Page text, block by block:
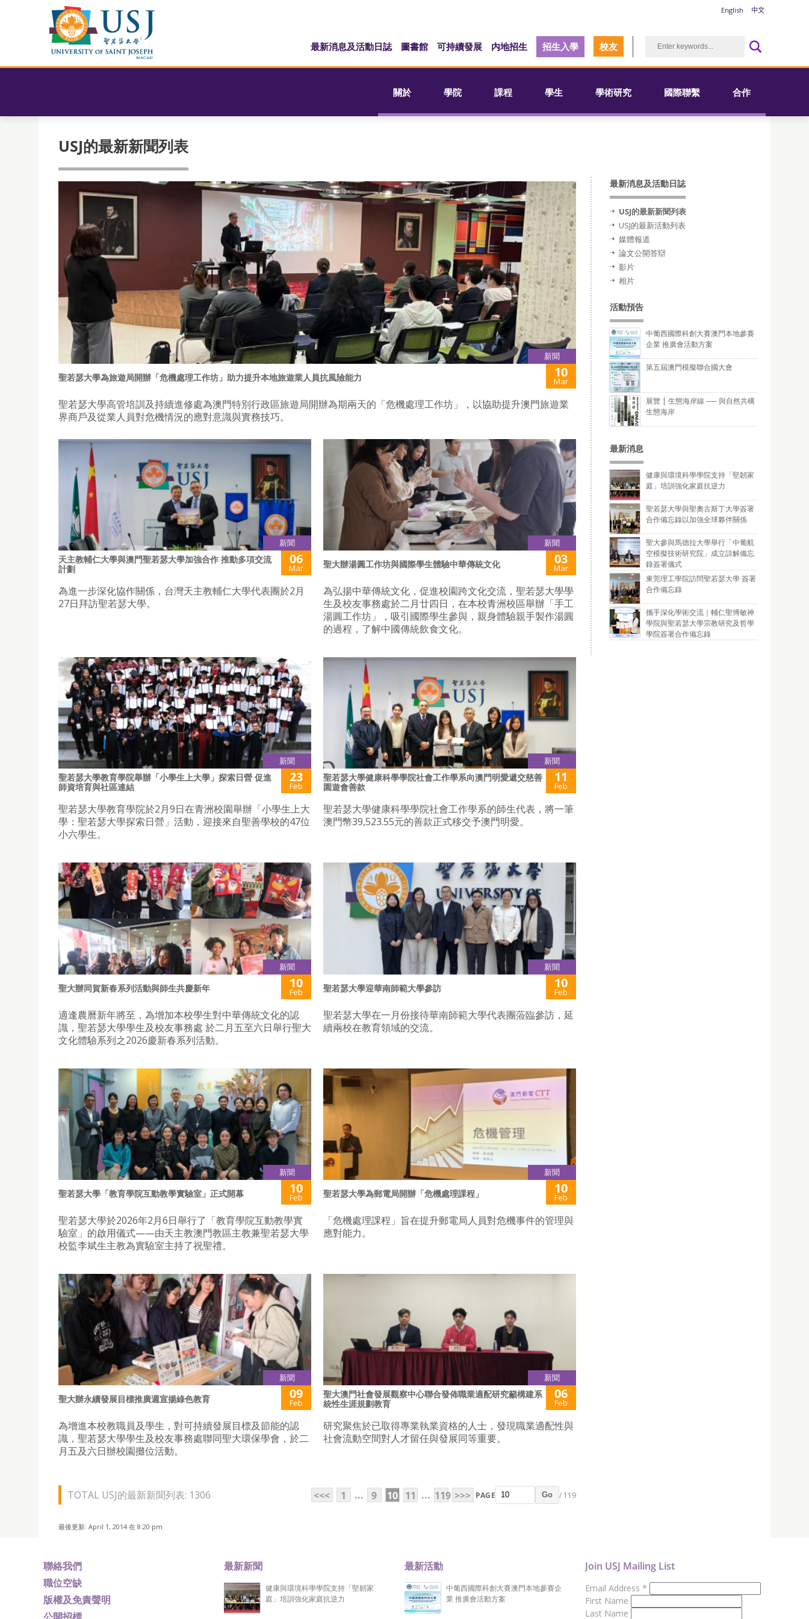
English 中文
最新消息及活動日誌 圖書館 可持續發展 内地招生 招生入學 校友
關於 學院 課程 學生 學術研究 國際聯繫 合作
USJ的最新新聞列表
新聞
聖若瑟大學為旅遊局開辦「危機處理工作坊」助力提升本地旅遊業人員抗風險能力 10
Mar
聖若瑟大學高管培訓及持續進修處為澳門特別行政區旅遊局開辦為期兩天的「危機處理工作坊」，以協助提升澳門旅遊業
界商戶及從業人員對危機情況的應對意識與實務技巧。
新聞
天主教輔仁大學與澳門聖若瑟大學加強合作 推動多項交流
計劃
06
Mar
為進一步深化協作關係，台灣天主教輔仁大學代表團於2月
27日拜訪聖若瑟大學。
新聞
聖大辦湯圓工作坊與國際學生體驗中華傳統文化 03
Mar
為弘揚中華傳統文化，促進校園跨文化交流，聖若瑟大學學
生及校友事務處於二月廿四日，在本校青洲校區舉辦「手工
湯圓工作坊」，吸引國際學生參與，親身體驗親手製作湯圓
的過程，了解中國傳統飲食文化。
新聞
聖若瑟大學教育學院舉辦「小學生上大學」探索日營 促進
師資培育與社區連結
23
Feb
聖若瑟大學教育學院於2月9日在青洲校園舉辦「小學生上大
學：聖若瑟大學探索日營」活動，迎接來自聖善學校的47位
小六學生。
新聞
聖若瑟大學健康科學學院社會工作學系向澳門明愛遞交慈善
園遊會善款
11
Feb
聖若瑟大學健康科學學院社會工作學系的師生代表，將一筆
澳門幣39,523.55元的善款正式移交予澳門明愛。
新聞
聖大辦同賀新春系列活動與師生共慶新年 10
Feb
適逢農曆新年將至，為增加本校學生對中華傳統文化的認
識，聖若瑟大學學生及校友事務處 於二月五至六日舉行聖大
文化體驗系列之2026慶新春系列活動。
新聞
聖若瑟大學迎華南師範大學參訪 10
Feb
聖若瑟大學在一月份接待華南師範大學代表團蒞臨參訪，延
續兩校在教育領域的交流。
新聞
聖若瑟大學「教育學院互動教學實驗室」正式開幕 10
Feb
聖若瑟大學於2026年2月6日舉行了「教育學院互動教學實
驗室」的啟用儀式——由天主教澳門教區主教兼聖若瑟大學
校監李斌生主教為實驗室主持了祝聖禮。
新聞
聖若瑟大學為郵電局開辦「危機處理課程」 10
Feb
「危機處理課程」旨在提升郵電局人員對危機事件的管理與
應對能力。
新聞
聖大辦永續發展目標推廣週宣揚綠色教育 09
Feb
為增進本校教職員及學生，對可持續發展目標及節能的認
識，聖若瑟大學學生及校友事務處聯同聖大環保學會，於二
月五及六日辦校園攤位活動。
新聞
聖大澳門社會發展觀察中心聯合發佈職業適配研究籲構建系
統性生涯規劃教育
06
Feb
研究聚焦於已取得專業執業資格的人士，發現職業適配性與
社會流動空間對人才留任與發展同等重要。
TOTAL USJ的最新新聞列表: 1306 <<< 1 ... 9 10 11 ... 119 >>> PAGE Go / 119
最後更新: April 1, 2014 在 8:20 pm
最新消息及活動日誌
USJ的最新新聞列表
USJ的最新活動列表
媒體報道
論文公開答辯
影片
相片
活動預告
中葡西國際科創大賽澳門本地參賽
企業 推廣會活動方案
第五屆澳門模擬聯合國大會
展覽 | 生態海岸線 ── 與自然共構
生態海岸
最新消息
健康與環境科學學院支持「堅韌家
庭」培訓強化家庭抗逆力
聖若瑟大學與聖奧古斯丁大學簽署
合作備忘錄以加強全球夥伴關係
聖大參與馬德拉大學舉行「中葡航
空模擬技術研究院」成立諒解備忘
錄簽署儀式
東莞理工學院訪問聖若瑟大學 簽署
合作備忘錄
攜手深化學術交流｜輔仁聖博敏神
學院與聖若瑟大學宗教研究及哲學
學院簽署合作備忘錄
聯絡我們
職位空缺
版權及免責聲明
最新新聞
健康與環境科學學院支持「堅韌家
庭」培訓強化家庭抗逆力
最新活動
中葡西國際科創大賽澳門本地參賽企
業 推廣會活動方案
Join USJ Mailing List
Email Address *
First Name
Last Name